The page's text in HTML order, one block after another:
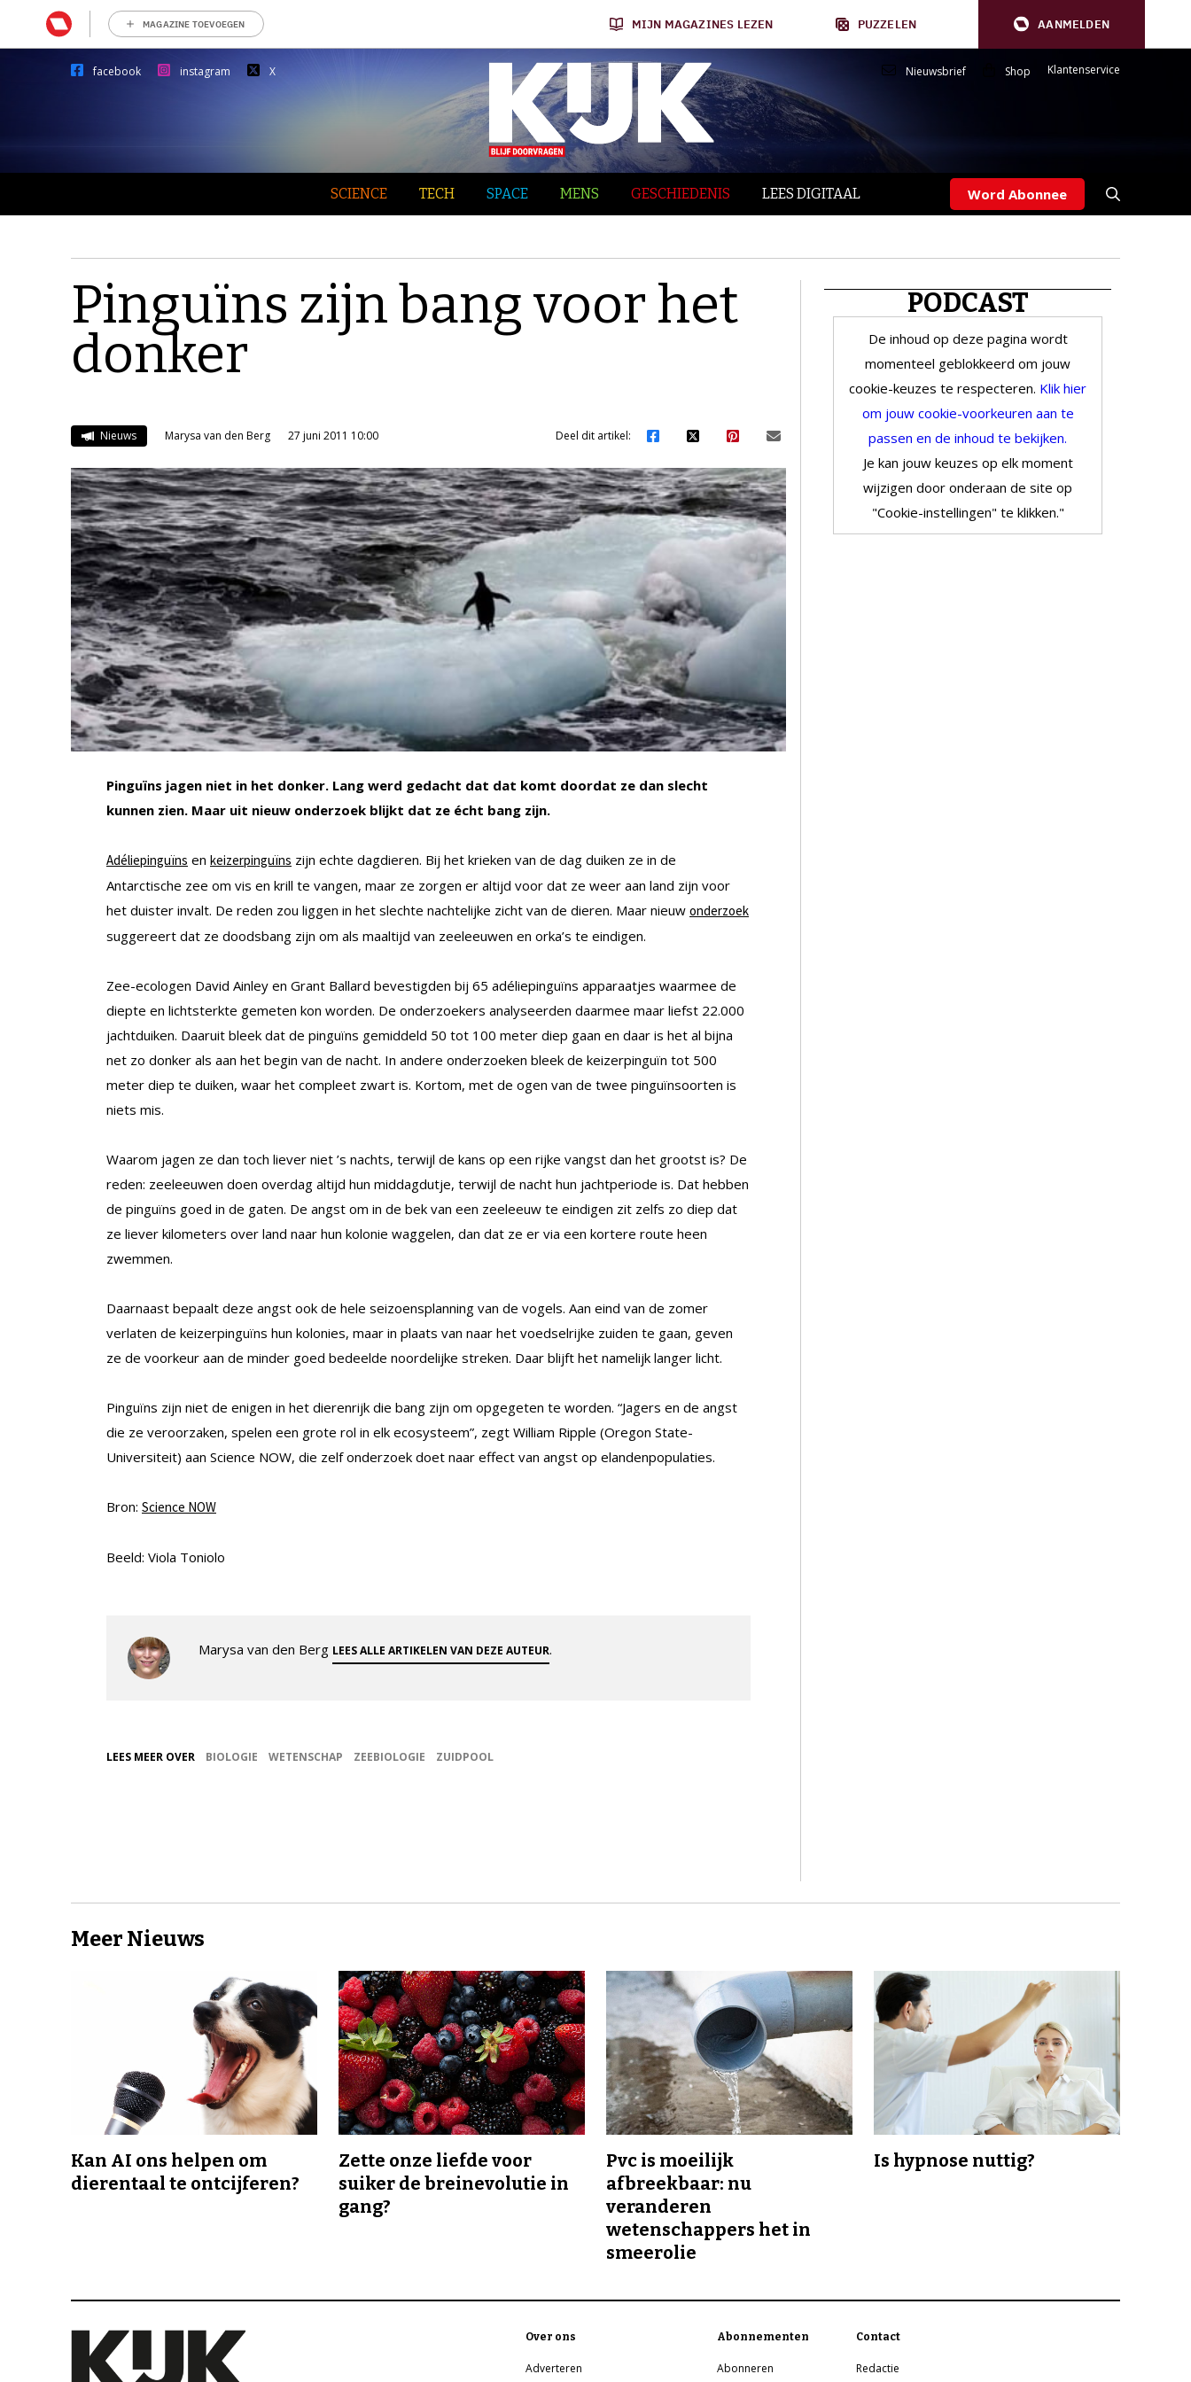
MAGAZINE TOEVOEGEN MIJN MAGAZINES LEZEN PUZZELEN AANMELDEN
facebook instagram X Nieuwsbrief Shop Klantenservice
SCIENCE TECH SPACE MENS GESCHIEDENIS LEES DIGITAAL Word Abonnee
Pinguïns zijn bang voor het
donker
Nieuws Marysa van den Berg 27 juni 2011 10:00 Deel dit artikel:
Pinguïns jagen niet in het donker. Lang werd gedacht dat dat komt doordat ze dan slecht
kunnen zien. Maar uit nieuw onderzoek blijkt dat ze écht bang zijn.
Adéliepinguïns en keizerpinguïns zijn echte dagdieren. Bij het krieken van de dag duiken ze in de
Antarctische zee om vis en krill te vangen, maar ze zorgen er altijd voor dat ze weer aan land zijn voor
het duister invalt. De reden zou liggen in het slechte nachtelijke zicht van de dieren. Maar nieuw onderzoek
suggereert dat ze doodsbang zijn om als maaltijd van zeeleeuwen en orka’s te eindigen.
Zee-ecologen David Ainley en Grant Ballard bevestigden bij 65 adéliepinguïns apparaatjes waarmee de
diepte en lichtsterkte gemeten kon worden. De onderzoekers analyseerden daarmee maar liefst 22.000
jachtduiken. Daaruit bleek dat de pinguïns gemiddeld 50 tot 100 meter diep gaan en daar is het al bijna
net zo donker als aan het begin van de nacht. In andere onderzoeken bleek de keizerpinguïn tot 500
meter diep te duiken, waar het compleet zwart is. Kortom, met de ogen van de twee pinguïnsoorten is
niets mis.
Waarom jagen ze dan toch liever niet ’s nachts, terwijl de kans op een rijke vangst dan het grootst is? De
reden: zeeleeuwen doen overdag altijd hun middagdutje, terwijl de nacht hun jachtperiode is. Dat hebben
de pinguïns goed in de gaten. De angst om in de bek van een zeeleeuw te eindigen zit zelfs zo diep dat
ze liever kilometers over land naar hun kolonie waggelen, dan dat ze er via een kortere route heen
zwemmen.
Daarnaast bepaalt deze angst ook de hele seizoensplanning van de vogels. Aan eind van de zomer
verlaten de keizerpinguïns hun kolonies, maar in plaats van naar het voedselrijke zuiden te gaan, geven
ze de voorkeur aan de minder goed bedeelde noordelijke streken. Daar blijft het namelijk langer licht.
Pinguïns zijn niet de enigen in het dierenrijk die bang zijn om opgegeten te worden. “Jagers en de angst
die ze veroorzaken, spelen een grote rol in elk ecosysteem”, zegt William Ripple (Oregon State-
Universiteit) aan Science NOW, die zelf onderzoek doet naar effect van angst op elandenpopulaties.
Bron: Science NOW
Beeld: Viola Toniolo
Marysa van den Berg LEES ALLE ARTIKELEN VAN DEZE AUTEUR.
LEES MEER OVER BIOLOGIE WETENSCHAP ZEEBIOLOGIE ZUIDPOOL
PODCAST
De inhoud op deze pagina wordt
momenteel geblokkeerd om jouw
cookie-keuzes te respecteren. Klik hier
om jouw cookie-voorkeuren aan te
passen en de inhoud te bekijken.
Je kan jouw keuzes op elk moment
wijzigen door onderaan de site op
"Cookie-instellingen" te klikken."
Meer Nieuws
Kan AI ons helpen om
dierentaal te ontcijferen?
Zette onze liefde voor
suiker de breinevolutie in
gang?
Pvc is moeilijk
afbreekbaar: nu
veranderen
wetenschappers het in
smeerolie
Is hypnose nuttig?
Over ons
Adverteren
Abonnementen
Abonneren
Contact
Redactie